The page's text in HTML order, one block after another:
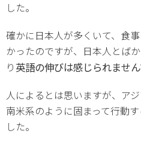
した。
確かに日本人が多くいて、食
かったのですが、日本人とば
り 英語の伸びは感じられません
人によるとは思いますが、ア
南米系のように固まって行動
した。